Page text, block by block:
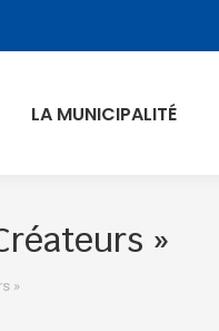
LA MUNICIPALITÉ
»
»